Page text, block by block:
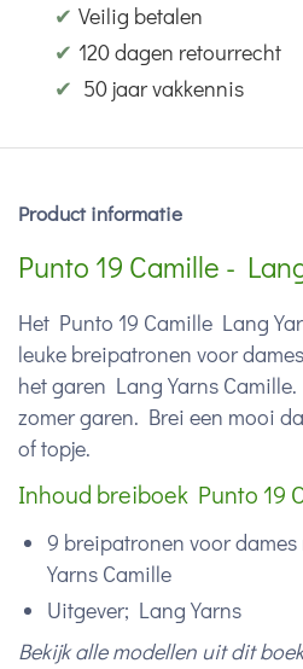
✔ Veilig betalen
✔ 120 dagen retourrecht
✔ 50 jaar vakkennis
Product informatie
Punto 19 Camille -
Het Punto 19 Camille Lang
leuke breipatronen voor
het garen Lang Yarns
zomer garen. Brei een mooi
of topje.
Inhoud breiboek Punto 19
9 breipatronen voor
Yarns Camille
Uitgever; Lang Yarns
Bekijk alle modellen uit dit